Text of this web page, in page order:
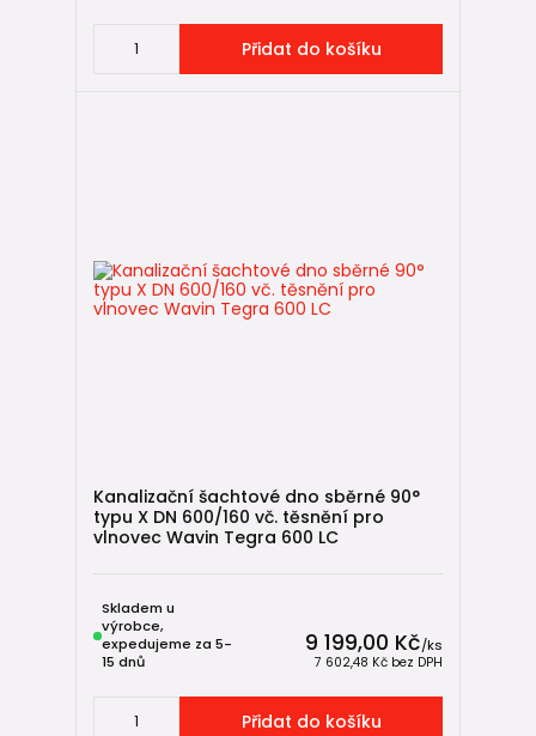
Přidat do košíku
Kanalizační šachtové dno sběrné 90°
typu X DN 600/160 vč. těsnění pro
vlnovec Wavin Tegra 600 LC
9 199,00 Kč/ks
7 602,48 Kč bez DPH
Skladem u
výrobce,
expedujeme za 5-
15 dnů
Přidat do košíku